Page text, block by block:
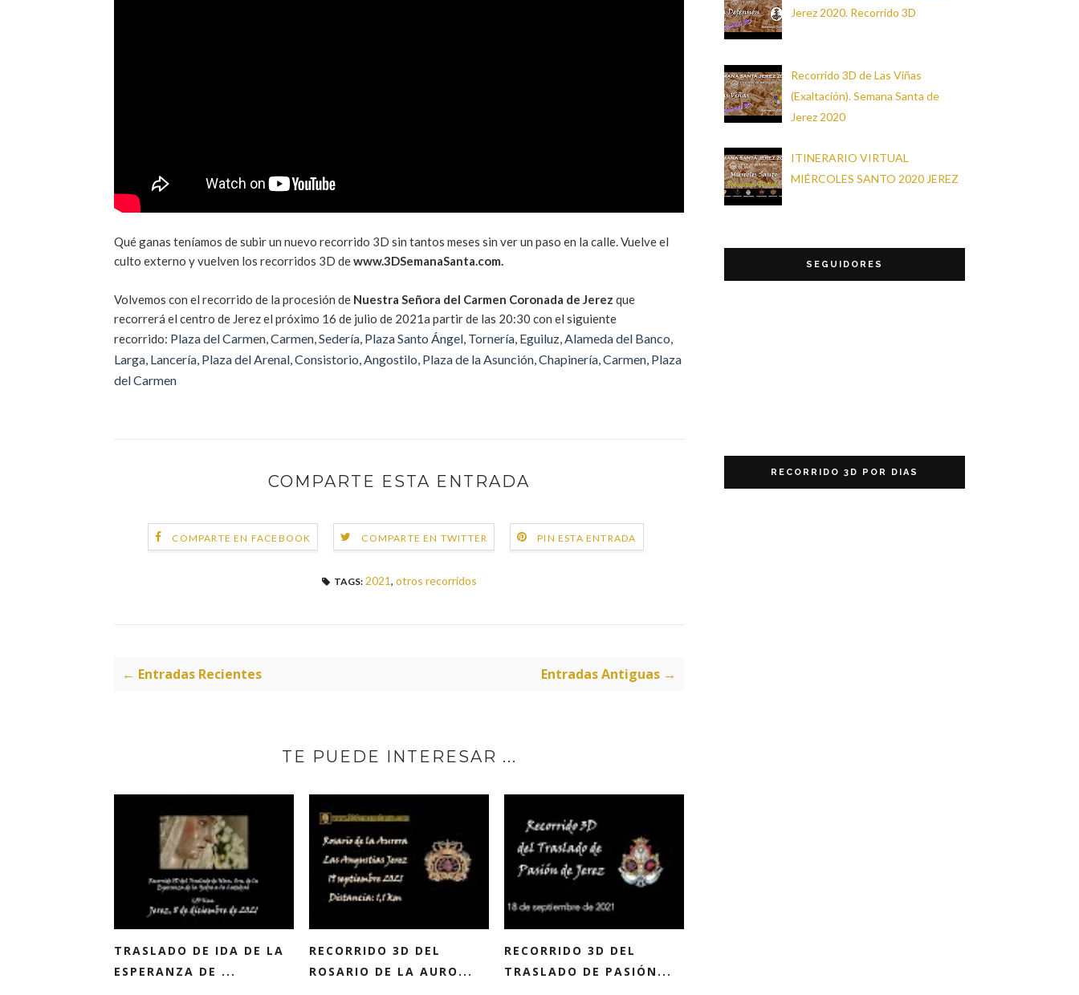
Qué ganas teníamos de subir un nuevo recorrido 3D sin tantos meses sin ver un paso en la calle. Vuelve el
culto externo y vuelven los recorridos 3D dewww.3DSemanaSanta.com.
Volvemos con el recorrido de la procesión de Nuestra Señora del Carmen Coronada de Jerez que
recorrerá el centro de Jerez el próximo 16 de julio de 2021a partir de las 20:30 con el siguiente
recorrido: Plaza delCarmen, Carmen, Sedería, Plaza Santo Ángel, Tornería, Eguiluz, Alameda del Banco,
Larga, Lancería, Plaza del Arenal, Consistorio, Angostilo, Plaza de la Asunción, Chapinería, Carmen, Plaza
del Carmen
COMPARTE ESTA ENTRADA
COMPARTE EN FACEBOOK COMPARTE EN TWITTER PIN ESTA ENTRADA
TAGS: 2021, otros recorridos
← Entradas Recientes Entradas Antiguas →
TE PUEDE INTERESAR ...
TRASLADO DE IDA DE LA
ESPERANZA DE ...
RECORRIDO 3D DEL
ROSARIO DE LA AURO...
RECORRIDO 3D DEL
TRASLADO DE PASIÓN...
Jerez 2020. Recorrido 3D
Recorrido 3D de Las Viñas
(Exaltación). Semana Santa de
Jerez 2020
ITINERARIO VIRTUAL
MIÉRCOLES SANTO 2020 JEREZ
SEGUIDORES
RECORRIDO 3D POR DIAS